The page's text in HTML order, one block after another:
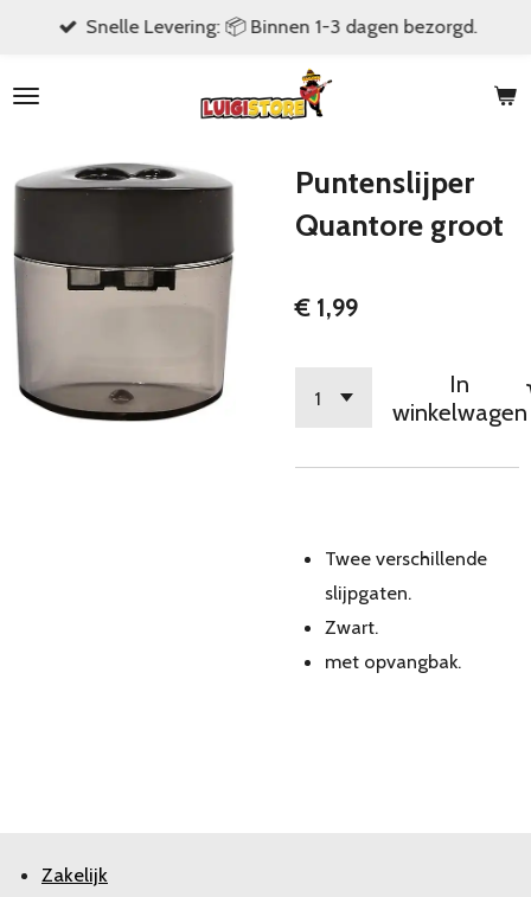
naar
hoofdinhoud
Snelle Levering: 📦 Binnen 1-3 dagen bezorgd.
Puntenslijper
Quantore groot
€ 1,99
In
winkelwagen
Twee verschillende
slijpgaten.
Zwart.
met opvangbak.
Zakelijk